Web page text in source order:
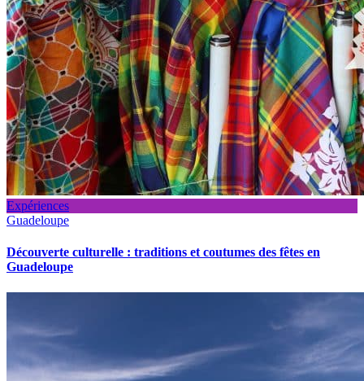
Expériences
Guadeloupe
Découverte culturelle : traditions et coutumes des fêtes en
Guadeloupe